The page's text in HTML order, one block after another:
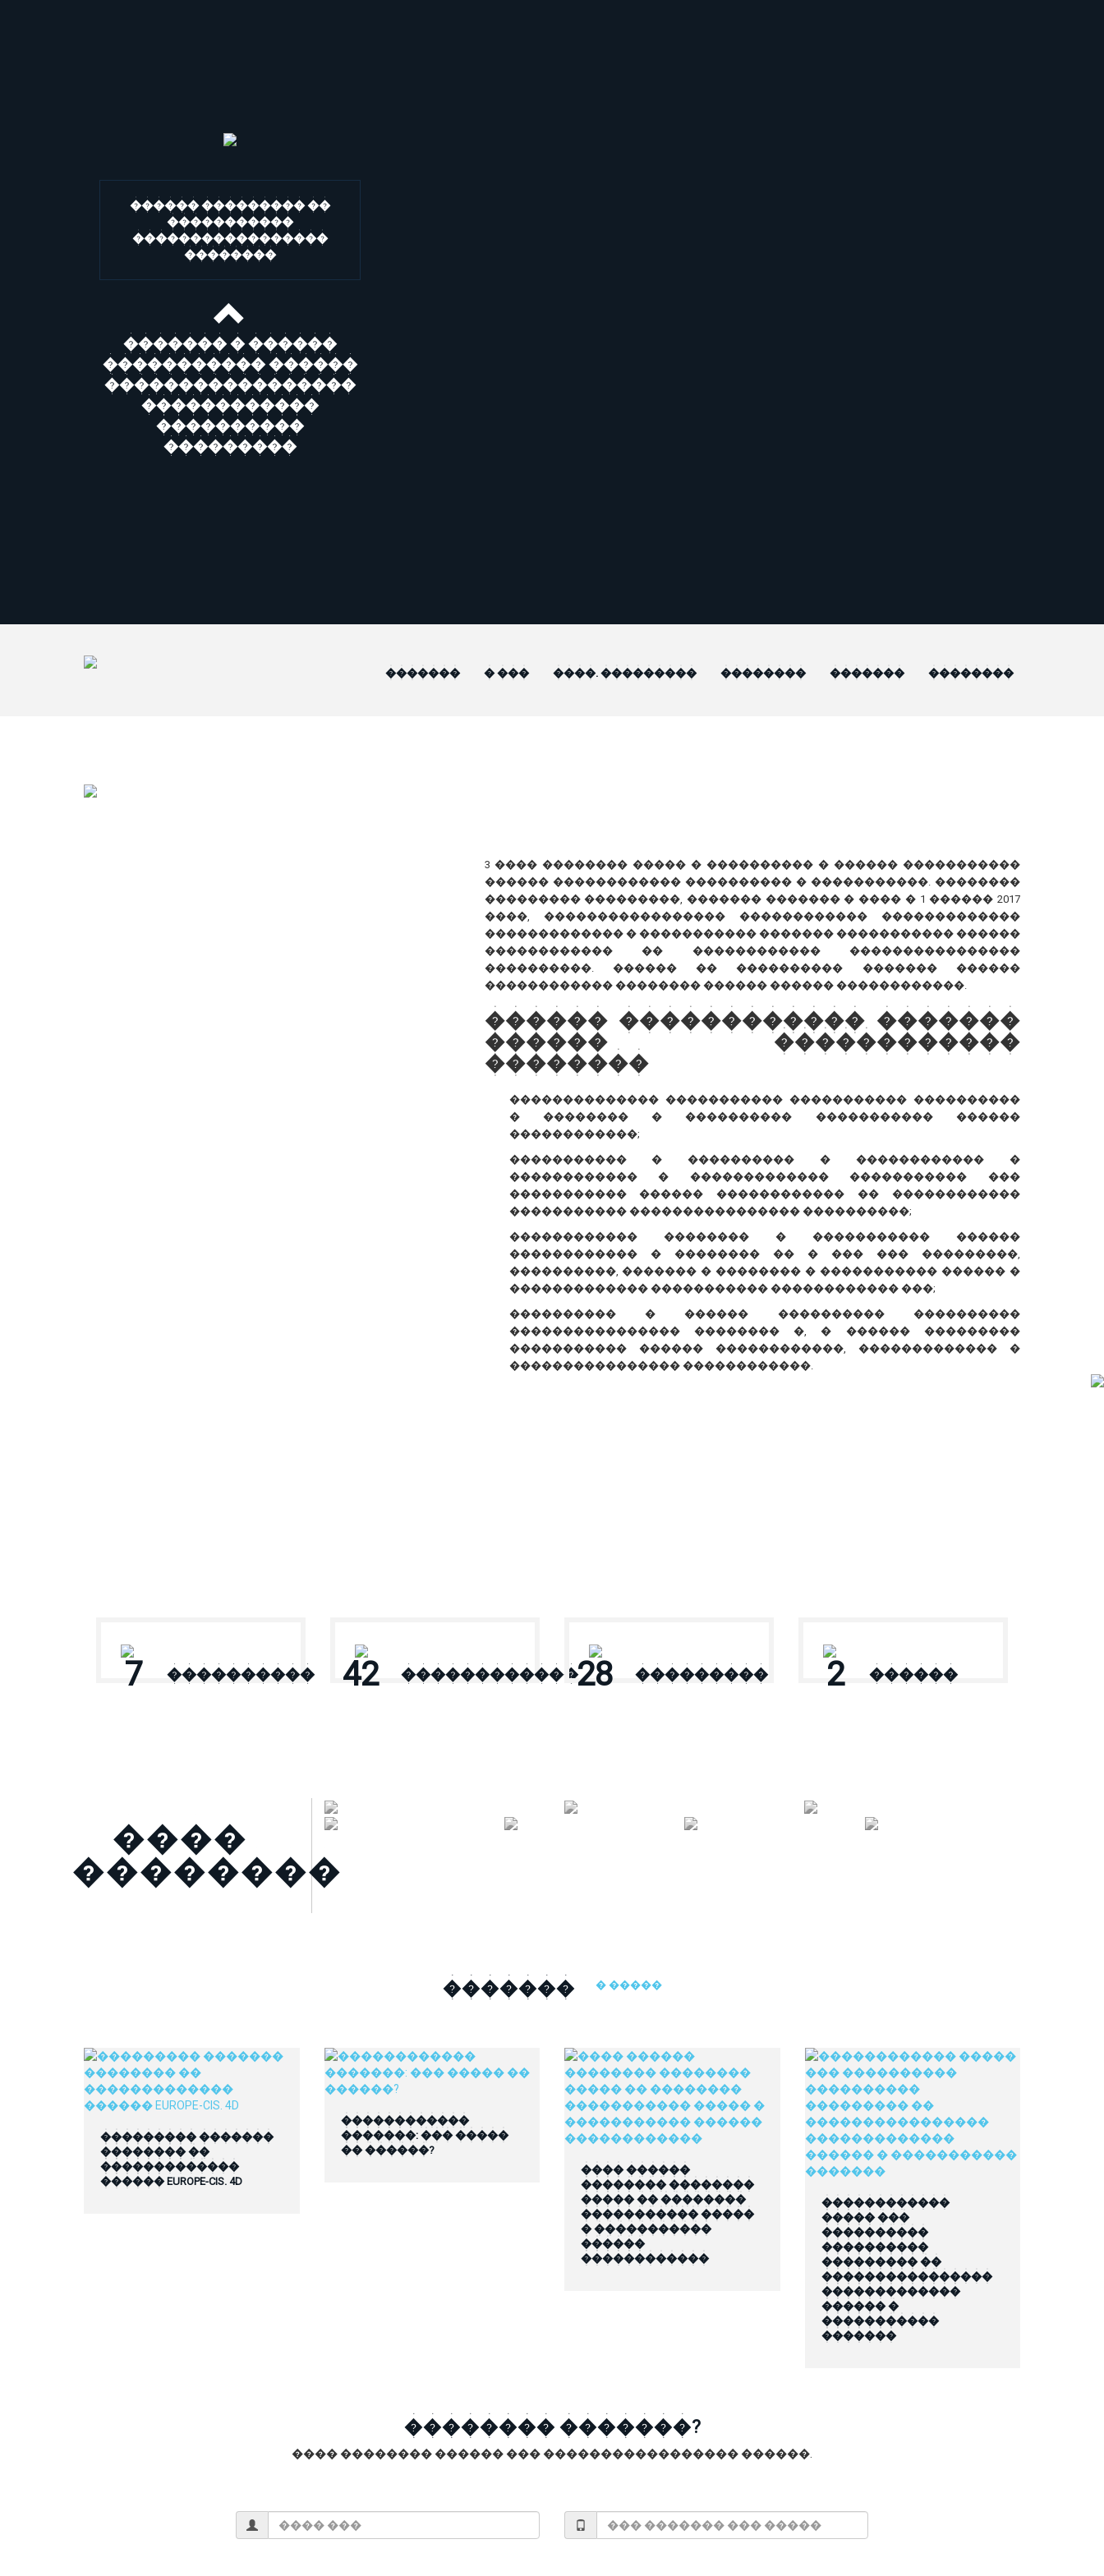
������ ��������� ��
�����������
�����������������
��������
������� � ������
����������� ������
�����������������
������������
����������
���������
������� � ��� ����. ��������� �������� ������� ��������
3 ���� �������� ����� � ���������� � ������ �����������
������ ������������ ���������� � �����������. ��������
��������� ���������, ������� ������� � ���� � 1 ������ 2017
����, ����������������� ������������ �������������
������������� � ����������� ������� ����������� ������
������������ �� ������������ ����������������
����������. ������ �� ���������� ������� ������
������������ �������� ������ ������ ������������.
������ ������������ �������
������ ������������
��������
�������������� ����������� ����������� ����������
� �������� � ���������� ����������� ������
������������;
����������� � ���������� � ������������ �
������������ � ������������� ����������� ���
����������� ������ ������������ �� ������������
����������� ���������������� ����������;
������������ �������� � ����������� ������
������������ � �������� �� � ��� ��� ���������,
����������, ������� � �������� � ����������� ������ �
������������� ����������� ������������ ���;
���������� � ������ ���������� ����������
���������������� �������� �, � ������ ���������
����������� ������ ������������, ������������� �
���������������� ������������.
7 ���������� 42 ������������28 ��������� 2 ������
����
��������
������� � �����
��������� �������
�������� ��
�������������
������ EUROPE-CIS. 4D
������������
�������: ��� �����
�� ������?
���� ������
�������� ��������
����� �� ��������
����������� �����
� �����������
������
������������
������������
����� ���
����������
����������
��������� ��
����������������
�������������
������ �
�����������
�������
�������� �������?
���� �������� ������ ��� ����������������� ������.